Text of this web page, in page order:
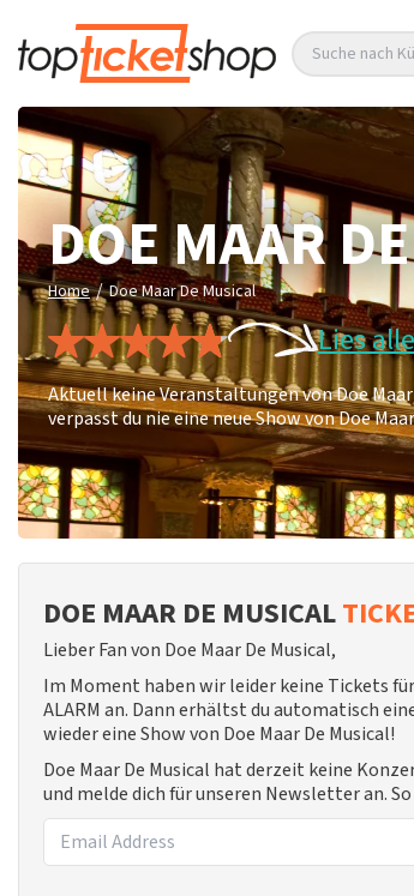
Suche nach
DOE MAAR
Home / Doe Maar De Musical
Lies
Aktuell keine Veranstaltungen von Doe
verpasst du nie eine neue Show von Doe
DOE MAAR DE MUSICAL
Lieber Fan von Doe Maar De Musical,
Im Moment haben wir leider keine Tickets
ALARM an. Dann erhältst du automatisch
wieder eine Show von Doe Maar De Musical!
Doe Maar De Musical hat derzeit keine
und melde dich für unseren Newsletter an.